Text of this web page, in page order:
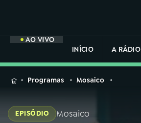
AO VIVO
INÍCIO
A RÁDIO
MENU
na
Rádio
Programas Mosaico
EPISÓDIO Mosaico